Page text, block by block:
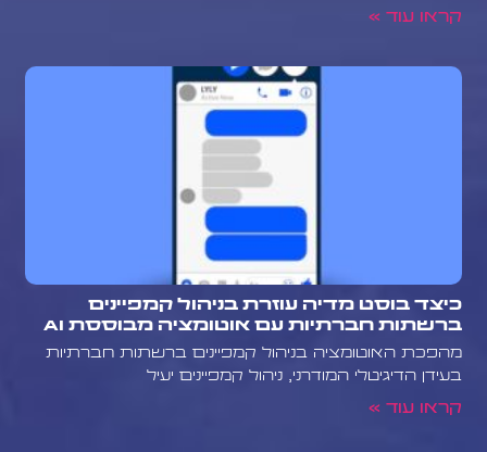
קראו עוד »
כיצד בוסט מדיה עוזרת בניהול קמפיינים
ברשתות חברתיות עם אוטומציה מבוססת AI
מהפכת האוטומציה בניהול קמפיינים ברשתות חברתיות
בעידן הדיגיטלי המודרני, ניהול קמפיינים יעיל
קראו עוד »